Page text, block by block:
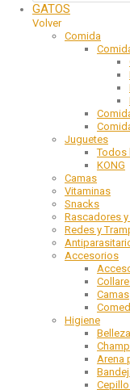
GATOS
Volver
Comida
Juguetes
Todos
KONG
Camas
Vitaminas
Snacks
Rascadores
Redes y
Accesorios
Camas
Higiene
Arena